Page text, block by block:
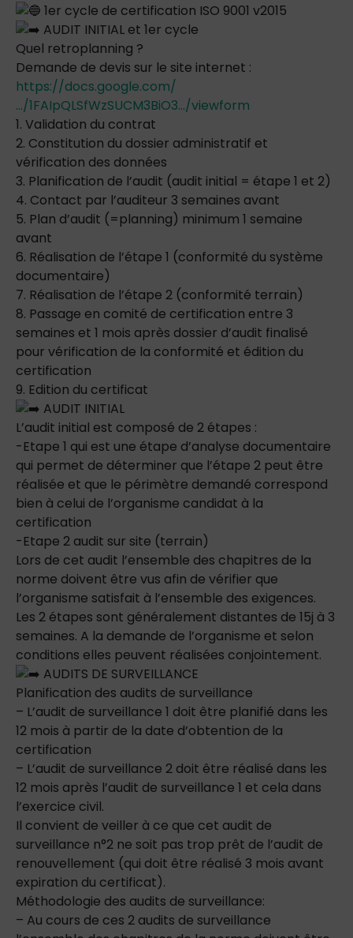
1er cycle de certification ISO 9001 v2015
AUDIT INITIAL et 1er cycle
Quel retroplanning ?
Demande de devis sur le site internet :
https://docs.google.com/
…/1FAIpQLSfWzSUCM3BiO3…/viewform
1. Validation du contrat
2. Constitution du dossier administratif et
vérification des données
3. Planification de l’audit (audit initial = étape 1 et 2)
4. Contact par l’auditeur 3 semaines avant
5. Plan d’audit (=planning) minimum 1 semaine
avant
6. Réalisation de l’étape 1 (conformité du système
documentaire)
7. Réalisation de l’étape 2 (conformité terrain)
8. Passage en comité de certification entre 3
semaines et 1 mois après dossier d’audit finalisé
pour vérification de la conformité et édition du
certification
9. Edition du certificat
AUDIT INITIAL
L’audit initial est composé de 2 étapes :
-Etape 1 qui est une étape d’analyse documentaire
qui permet de déterminer que l’étape 2 peut être
réalisée et que le périmètre demandé correspond
bien à celui de l’organisme candidat à la
certification
-Etape 2 audit sur site (terrain)
Lors de cet audit l’ensemble des chapitres de la
norme doivent être vus afin de vérifier que
l’organisme satisfait à l’ensemble des exigences.
Les 2 étapes sont généralement distantes de 15j à 3
semaines. A la demande de l’organisme et selon
conditions elles peuvent réalisées conjointement.
AUDITS DE SURVEILLANCE
Planification des audits de surveillance
– L’audit de surveillance 1 doit être planifié dans les
12 mois à partir de la date d’obtention de la
certification
– L’audit de surveillance 2 doit être réalisé dans les
12 mois après l’audit de surveillance 1 et cela dans
l’exercice civil.
Il convient de veiller à ce que cet audit de
surveillance n°2 ne soit pas trop prêt de l’audit de
renouvellement (qui doit être réalisé 3 mois avant
expiration du certificat).
Méthodologie des audits de surveillance:
– Au cours de ces 2 audits de surveillance